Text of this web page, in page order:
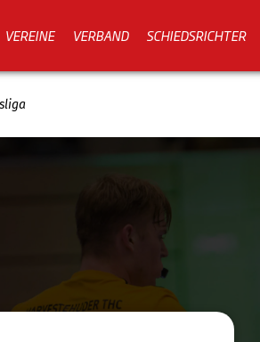
VEREINE VERBAND SCHIEDSRICHTER